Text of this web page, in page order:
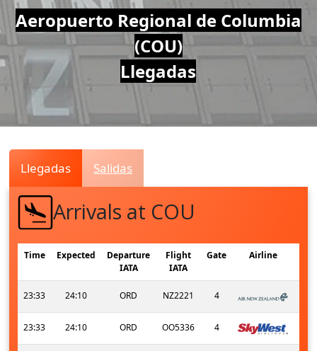
Air
Traffic
Live
Aeropuerto Regional de Columbia
(COU)
Llegadas
Llegadas Salidas
Arrivals at COU
Time Expected
Departure
IATA
Flight
IATA
Gate Airline
23:33 24:10 ORD NZ2221 4
23:33 24:10 ORD OO5336 4